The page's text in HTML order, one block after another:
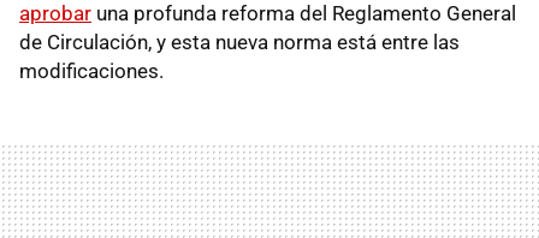
aprobar una profunda reforma del Reglamento General
de Circulación, y esta nueva norma está entre las
modificaciones.